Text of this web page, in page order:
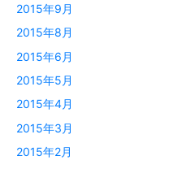
2015年9月
2015年8月
2015年6月
2015年5月
2015年4月
2015年3月
2015年2月